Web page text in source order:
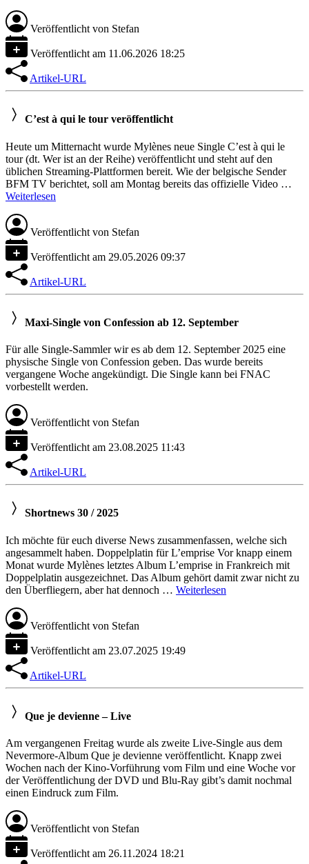
Veröffentlicht von Stefan
Veröffentlicht am 11.06.2026 18:25
Artikel-URL
C’est à qui le tour veröffentlicht
Heute um Mitternacht wurde Mylènes neue Single C’est à qui le
tour (dt. Wer ist an der Reihe) veröffentlicht und steht auf den
üblichen Streaming-Plattformen bereit. Wie der belgische Sender
BFM TV berichtet, soll am Montag bereits das offizielle Video …
Weiterlesen
Veröffentlicht von Stefan
Veröffentlicht am 29.05.2026 09:37
Artikel-URL
Maxi-Single von Confession ab 12. September
Für alle Single-Sammler wir es ab dem 12. September 2025 eine
physische Single von Confession geben. Das wurde bereits
vergangene Woche angekündigt. Die Single kann bei FNAC
vorbestellt werden.
Veröffentlicht von Stefan
Veröffentlicht am 23.08.2025 11:43
Artikel-URL
Shortnews 30 / 2025
Ich möchte für euch diverse News zusammenfassen, welche sich
angesammelt haben. Doppelplatin für L’emprise Vor knapp einem
Monat wurde Mylènes letztes Album L’emprise in Frankreich mit
Doppelplatin ausgezeichnet. Das Album gehört damit zwar nicht zu
den Überfliegern, aber hat dennoch … Weiterlesen
Veröffentlicht von Stefan
Veröffentlicht am 23.07.2025 19:49
Artikel-URL
Que je devienne – Live
Am vergangenen Freitag wurde als zweite Live-Single aus dem
Nevermore-Album Que je devienne veröffentlicht. Knapp zwei
Wochen nach der Kino-Vorführung vom Film und eine Woche vor
der Veröffentlichung der DVD und Blu-Ray gibt’s damit nochmal
einen Eindruck zum Film.
Veröffentlicht von Stefan
Veröffentlicht am 26.11.2024 18:21